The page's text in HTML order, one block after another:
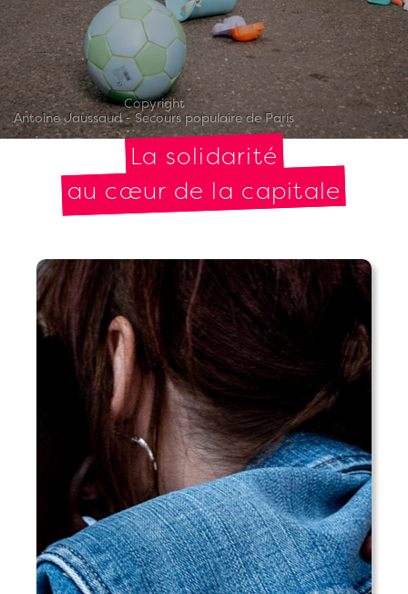
Copyright
Antoine Jaussaud - Secours populaire de Paris
La solidarité
au cœur de la capitale